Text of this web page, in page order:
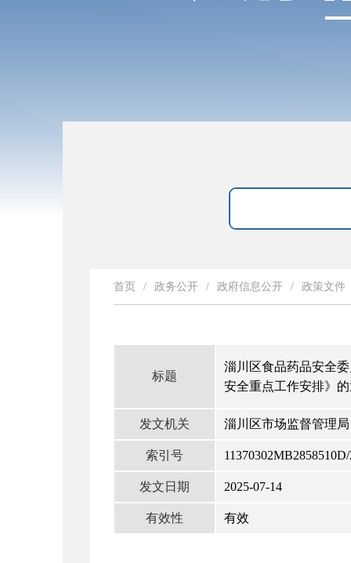
首页 / 政务公开 / 政府信息公开 / 政策文件
标题
淄川区食品药品安全
安全重点工作安排》
发文机关 淄川区市场监督管理局
索引号
发文日期 2025-07-14
有效性 有效